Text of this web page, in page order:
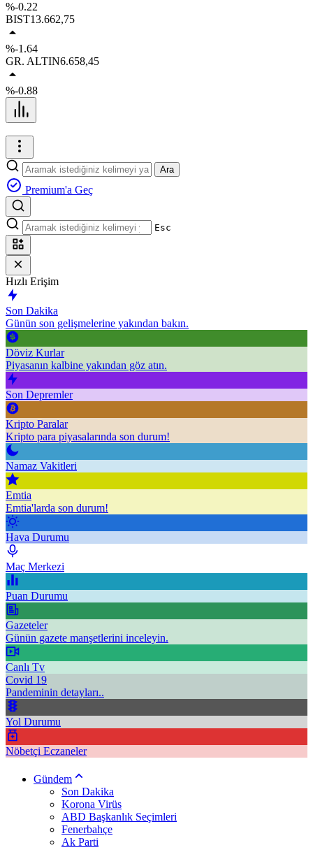
%-0.22
BIST13.662,75
%-1.64
GR. ALTIN6.658,45
%-0.88
Ara
Premium'a Geç
Esc
Hızlı Erişim
Son Dakika
Günün son gelişmelerine yakından bakın.
Döviz Kurlar
Piyasanın kalbine yakından göz atın.
Son Depremler
Kripto Paralar
Kripto para piyasalarında son durum!
Namaz Vakitleri
Emtia
Emtia'larda son durum!
Hava Durumu
Maç Merkezi
Puan Durumu
Gazeteler
Günün gazete manşetlerini inceleyin.
Canlı Tv
Covid 19
Pandeminin detayları..
Yol Durumu
Nöbetçi Eczaneler
Gündem
Son Dakika
Korona Virüs
ABD Başkanlık Seçimleri
Fenerbahçe
Ak Parti